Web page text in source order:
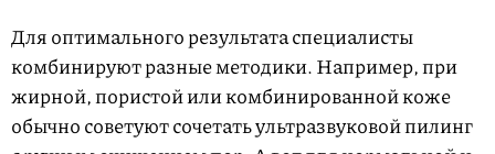
Для оптимального результата специалисты
комбинируют разные методики. Например, при
жирной, пористой или комбинированной коже
обычно советуют сочетать ультразвуковой пилинг